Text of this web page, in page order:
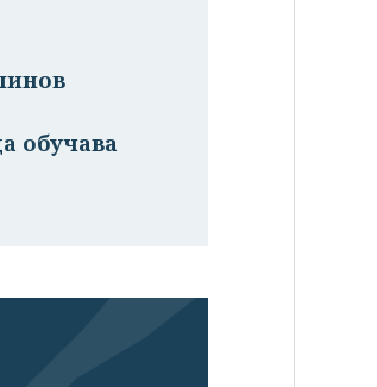
обучава